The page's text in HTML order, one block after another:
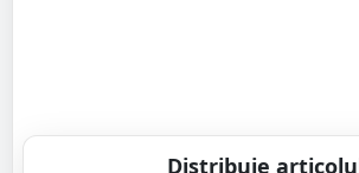
Distribuie